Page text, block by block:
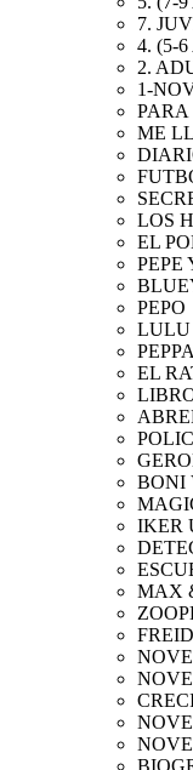
7.
4. (5-
2.
1-
PARA
ME
LOS
EL
PEPE
PEPO
LULU
EL
BONI
IKER
MAX